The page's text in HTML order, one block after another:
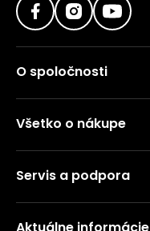
O spoločnosti
Všetko o nákupe
Servis a podpora